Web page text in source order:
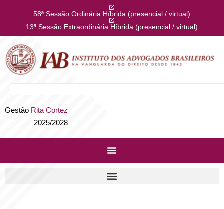
58ª Sessão Ordinária Híbrida (presencial / virtual)
13ª Sessão Extraordinária Híbrida (presencial / virtual)
Gestão Rita Cortez
2025/2028